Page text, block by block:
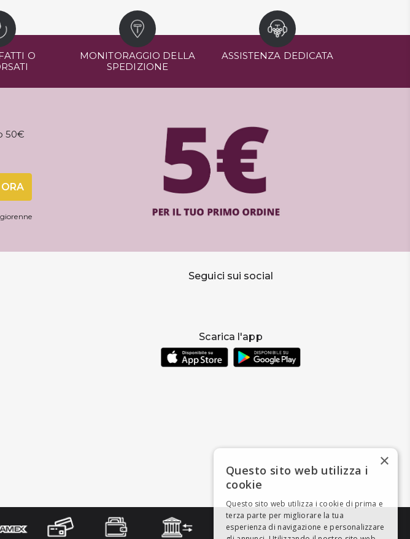
O
MONITORAGGIO DELLA
SPEDIZIONE
ASSISTENZA DEDICATA
50€
Seguici sui social
Scarica l'app
×
Questo sito web utilizza i
cookie
Questo sito web utilizza i cookie di prima e
terza parte per migliorare la tua
esperienza di navigazione e personalizzare